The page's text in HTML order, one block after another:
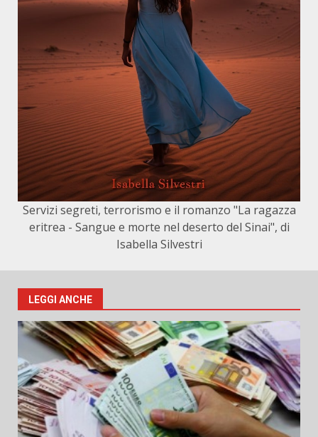
Servizi segreti, terrorismo e il romanzo "La ragazza
eritrea - Sangue e morte nel deserto del Sinai", di
Isabella Silvestri
LEGGI ANCHE